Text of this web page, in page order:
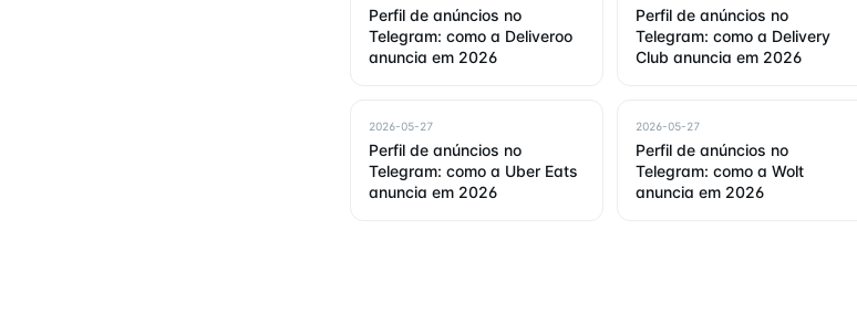
Perfil de anúncios no
Telegram: como a Deliveroo
anuncia em 2026
Perfil de anúncios no
Telegram: como a Delivery
Club anuncia em 2026
2026-05-27
Perfil de anúncios no
Telegram: como a Uber Eats
anuncia em 2026
2026-05-27
Perfil de anúncios no
Telegram: como a Wolt
anuncia em 2026